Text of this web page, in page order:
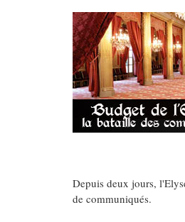
Depuis deux jours,
de communiqués.